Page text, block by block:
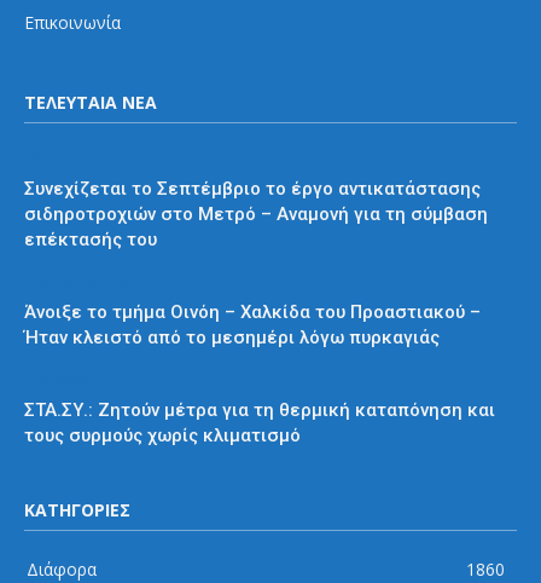
Επικοινωνία
ΤΕΛΕΥΤΑΙΑ ΝΕΑ
Συνεχίζεται το Σεπτέμβριο το έργο αντικατάστασης
σιδηροτροχιών στο Μετρό – Αναμονή για τη σύμβαση
επέκτασής του
Άνοιξε το τμήμα Οινόη – Χαλκίδα του Προαστιακού –
Ήταν κλειστό από το μεσημέρι λόγω πυρκαγιάς
ΣΤΑ.ΣΥ.: Ζητούν μέτρα για τη θερμική καταπόνηση και
τους συρμούς χωρίς κλιματισμό
ΚΑΤΗΓΟΡΙΕΣ
Διάφορα
1860